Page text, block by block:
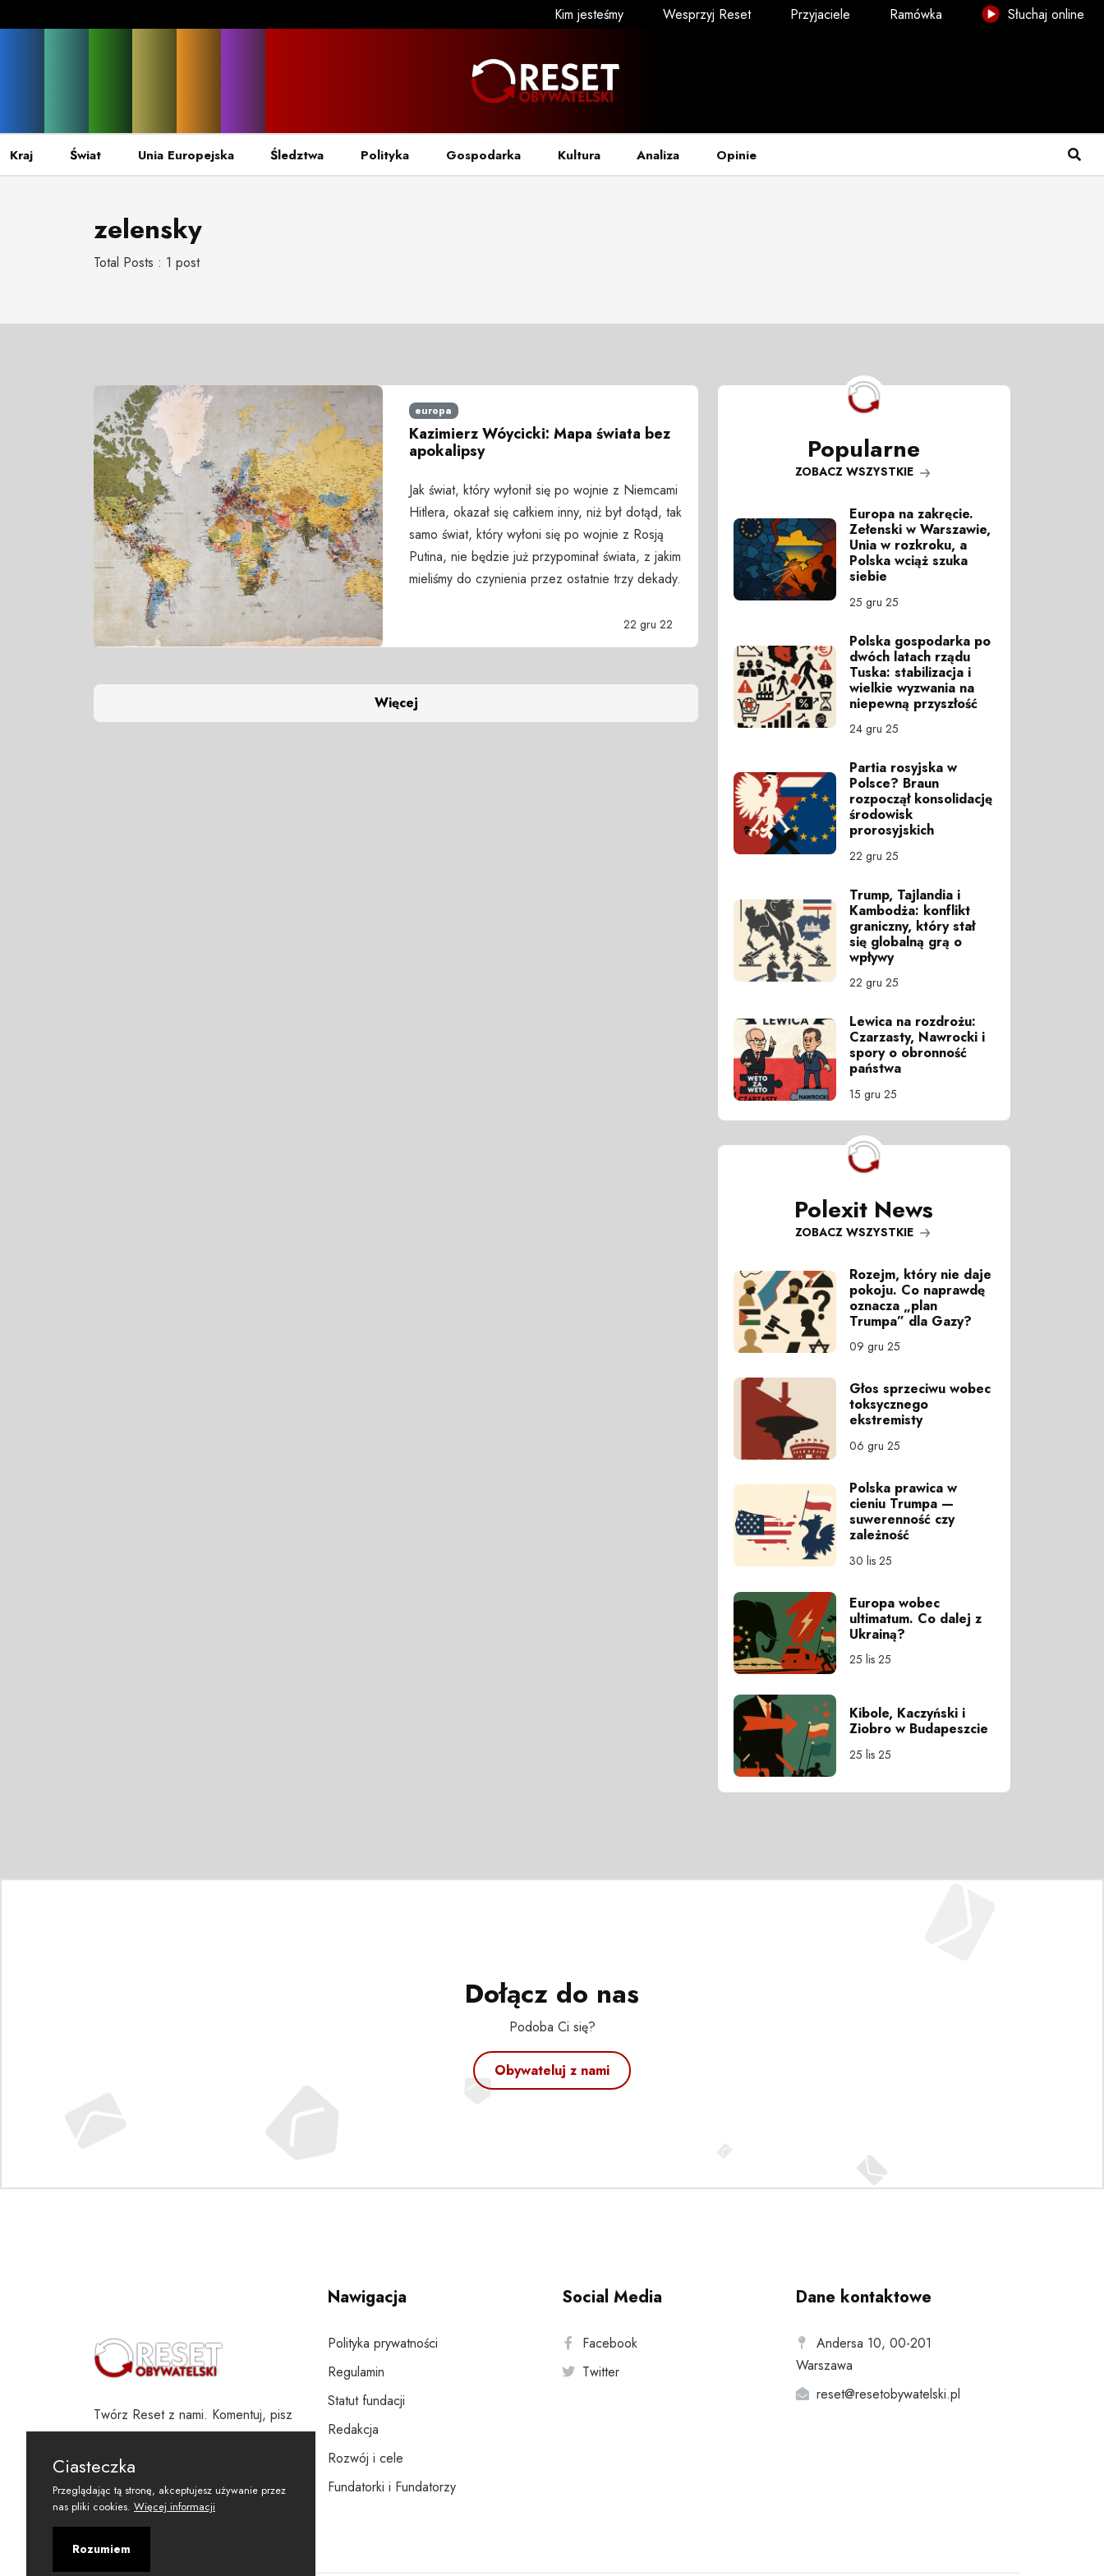
Kim jesteśmy Wesprzyj Reset Przyjaciele Ramówka Słuchaj online
Kraj Świat Unia Europejska Śledztwa Polityka Gospodarka Kultura Analiza Opinie
zelensky
Total Posts : 1 post
europa
Kazimierz Wóycicki: Mapa świata bez
apokalipsy
Jak świat, który wyłonił się po wojnie z Niemcami
Hitlera, okazał się całkiem inny, niż był dotąd, tak
samo świat, który wyłoni się po wojnie z Rosją
Putina, nie będzie już przypominał świata, z jakim
mieliśmy do czynienia przez ostatnie trzy dekady.
22 gru 22
Więcej
Popularne
ZOBACZ WSZYSTKIE
Europa na zakręcie.
Zełenski w Warszawie,
Unia w rozkroku, a
Polska wciąż szuka
siebie
25 gru 25
Polska gospodarka po
dwóch latach rządu
Tuska: stabilizacja i
wielkie wyzwania na
niepewną przyszłość
24 gru 25
Partia rosyjska w
Polsce? Braun
rozpoczął konsolidację
środowisk
prorosyjskich
22 gru 25
Trump, Tajlandia i
Kambodża: konflikt
graniczny, który stał
się globalną grą o
wpływy
22 gru 25
Lewica na rozdrożu:
Czarzasty, Nawrocki i
spory o obronność
państwa
15 gru 25
Polexit News
ZOBACZ WSZYSTKIE
Rozejm, który nie daje
pokoju. Co naprawdę
oznacza „plan
Trumpa” dla Gazy?
09 gru 25
Głos sprzeciwu wobec
toksycznego
ekstremisty
06 gru 25
Polska prawica w
cieniu Trumpa —
suwerenność czy
zależność
30 lis 25
Europa wobec
ultimatum. Co dalej z
Ukrainą?
25 lis 25
Kibole, Kaczyński i
Ziobro w Budapeszcie
25 lis 25
Dołącz do nas
Podoba Ci się?
Obywateluj z nami
Twórz Reset z nami. Komentuj, pisz
i wspieraj
Nawigacja
Polityka prywatności
Regulamin
Statut fundacji
Redakcja
Rozwój i cele
Fundatorki i Fundatorzy
Social Media
Facebook
Twitter
Dane kontaktowe
Andersa 10, 00-201
Warszawa
reset@resetobywatelski.pl
Ciasteczka
Przeglądając tą stronę, akceptujesz używanie przez
nas pliki cookies. Więcej informacji
Rozumiem